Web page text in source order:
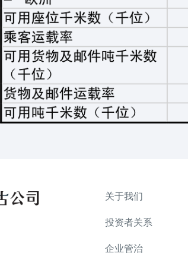
关于我们
投资者关系
企业管治